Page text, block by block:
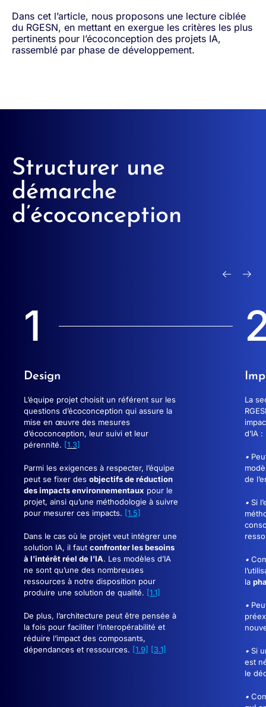
Dans cet l’article, nous proposons une lecture ciblée
du RGESN, en mettant en exergue les critères les plus
pertinents pour l’écoconception des projets IA,
rassemblé par phase de développement.
Structurer une
démarche
d’écoconception
1
Design
L’équipe projet choisit un référent sur les
questions d’écoconception qui assure la
mise en œuvre des mesures
d’écoconception, leur suivi et leur
pérennité. [1.3]
Parmi les exigences à respecter, l’équipe
peut se fixer des objectifs de réduction
des impacts environnementaux pour le
projet, ainsi qu’une méthodologie à suivre
pour mesurer ces impacts. [1.5]
Dans le cas où le projet veut intégrer une
solution IA, il faut confronter les besoins
à l’intérêt réel de l’IA. Les modèles d’IA
ne sont qu’une des nombreuses
ressources à notre disposition pour
produire une solution de qualité. [1.1]
De plus, l’architecture peut être pensée à
la fois pour faciliter l’interopérabilité et
réduire l’impact des composants,
dépendances et ressources. [1.9] [3.1]
La
d’IA :
•
de
• Si
•
la
•
• Si
est
le
•